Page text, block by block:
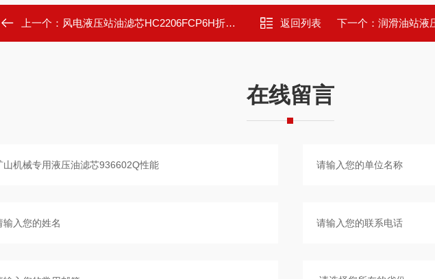
上一个： 风电液压站油滤芯HC2206FCP6H折叠式 返回列表 下一个： 润滑油站液
在线留言